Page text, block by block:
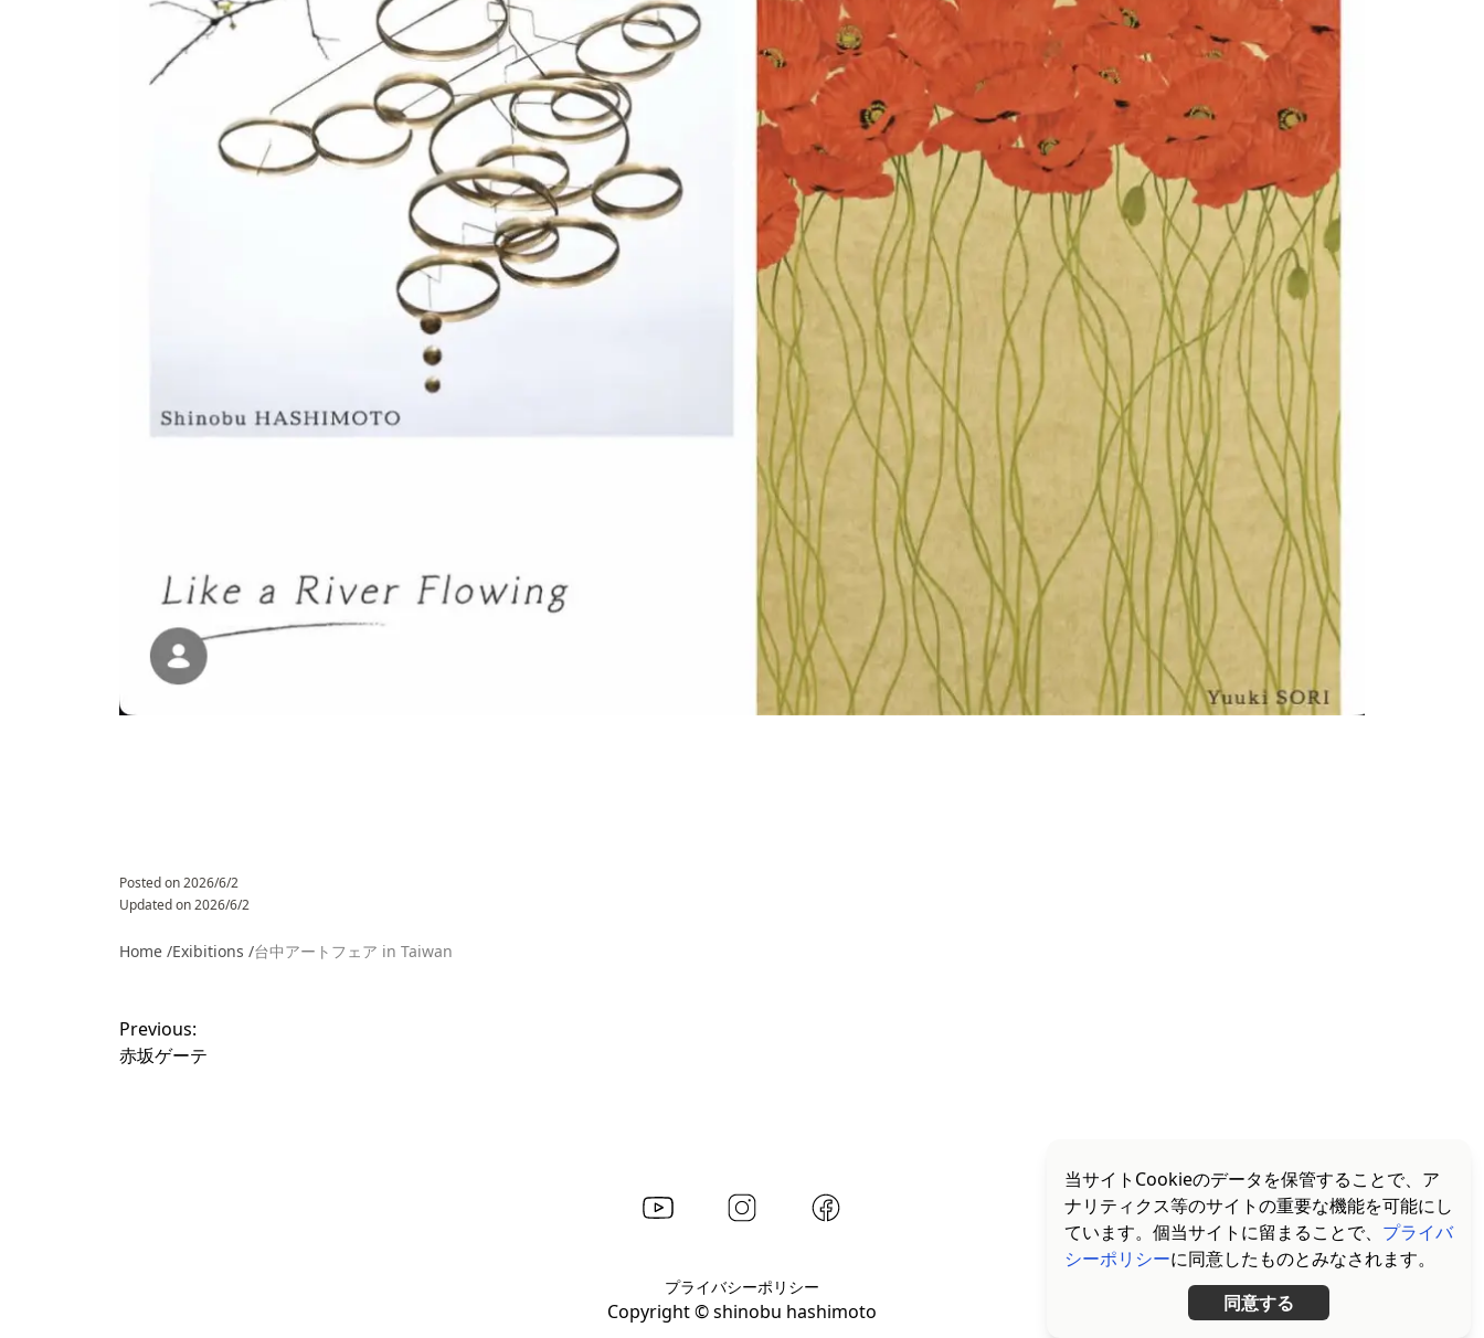
Posted on2026/6/2
Updated on2026/6/2
Home /Exibitions /台中アートフェア in Taiwan
稿
ナ
Previous:
赤坂ゲーテ
プライバシーポリシー
Copyright © shinobu hashimoto
当サイトCookieのデータを保管することで、ア
ナリティクス等のサイトの重要な機能を可能にし
ています。個当サイトに留まることで、 プライバ
シーポリシーに同意したものとみなされます。
同意する